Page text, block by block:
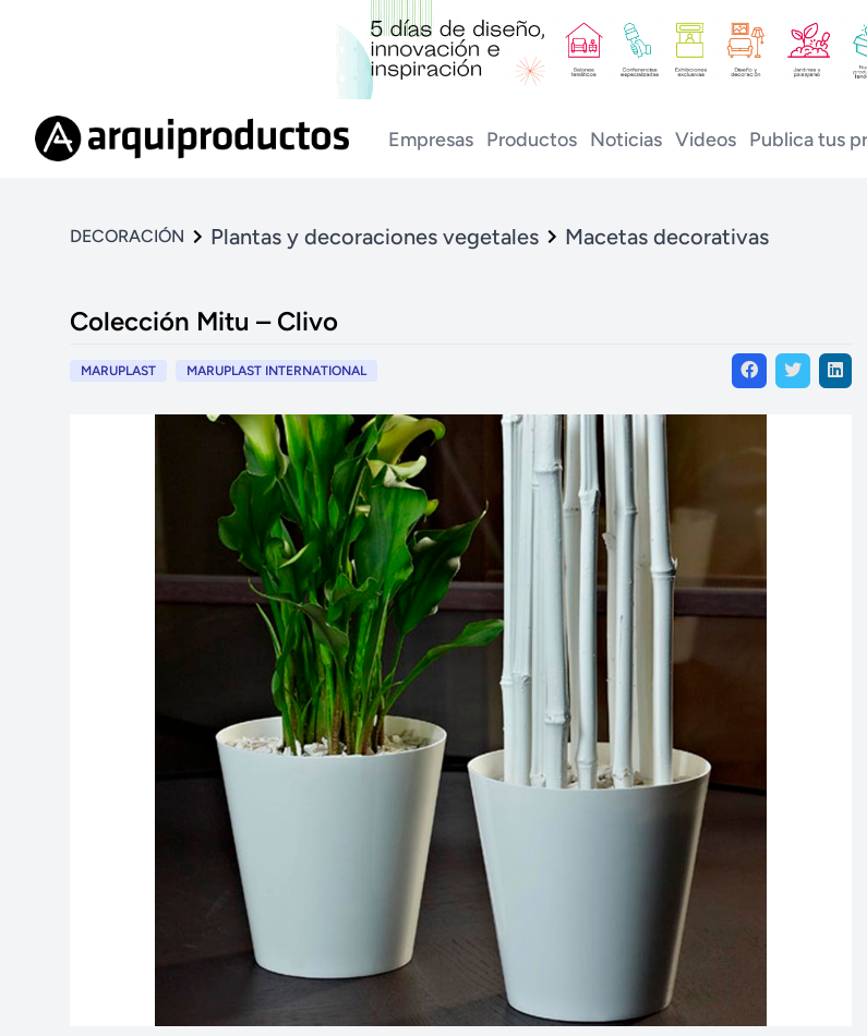
Empresas Productos Noticias Videos Publica tus
DECORACIÓN Plantas y decoraciones vegetales Macetas decorativas
Colección Mitu – Clivo
MARUPLAST MARUPLAST INTERNATIONAL